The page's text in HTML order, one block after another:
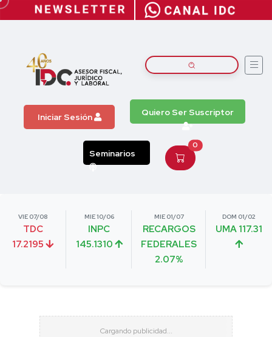
Iniciar Sesión Quiero Ser Suscriptor
Seminarios
0
VIE 07/08
TDC
17.2195
MIE 10/06
INPC
145.1310
MIE 01/07
RECARGOS
FEDERALES
2.07%
DOM 01/02
UMA 117.31